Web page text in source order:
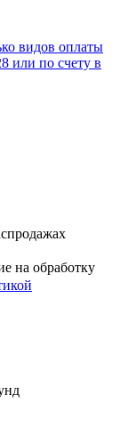
видов оплаты
или по счету в
на обработку